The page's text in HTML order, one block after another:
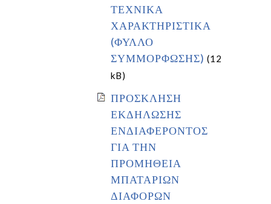
ΤΕΧΝΙΚΑ
ΧΑΡΑΚΤΗΡΙΣΤΙΚΑ
(ΦΥΛΛΟ
ΣΥΜΜΟΡΦΩΣΗΣ) (12
kB)
ΠΡΟΣΚΛΗΣΗ
ΕΚΔΗΛΩΣΗΣ
ΕΝΔΙΑΦΕΡΟΝΤΟΣ
ΓΙΑ ΤΗΝ
ΠΡΟΜΗΘΕΙΑ
ΜΠΑΤΑΡΙΩΝ
ΔΙΑΦΟΡΩΝ